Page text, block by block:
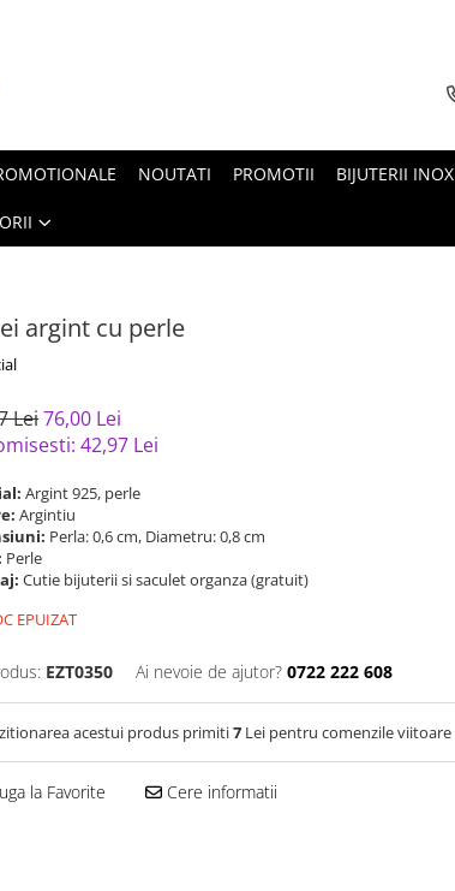
NOUTATI PROMOTII BIJUTERII INOX
argint cu perle
Lei76,00 Lei
42,97 Lei
Argint 925, perle
Argintiu
Perla: 0,6 cm, Diametru: 0,8 cm
Perle
Cutie bijuterii si saculet organza (gratuit)
EPUIZAT
EZT0350 Ai nevoie de ajutor? 0722 222 608
acestui produs primiti7 Lei pentru comenzile viitoare
la Favorite Cere informatii